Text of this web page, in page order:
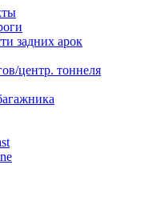
задних арок
центр. тоннеля